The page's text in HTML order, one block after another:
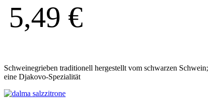
5,49 €
Schweinegrieben traditionell hergestellt vom schwarzen Schwein;
eine Djakovo-Spezialität